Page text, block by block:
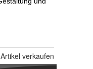
Artikel verkaufen